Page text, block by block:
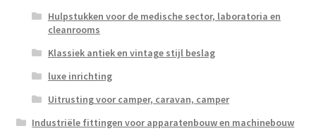
Hulpstukken voor de medische sector, laboratoria en
cleanrooms
Klassiek antiek en vintage stijl beslag
luxe inrichting
Uitrusting voor camper, caravan, camper
Industriële fittingen voor apparatenbouw en machinebouw